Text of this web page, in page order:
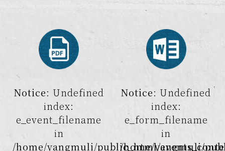
Notice: Undefined
index:
e_event_filename
in
/home/yangmuli/public_html/
Notice: Undefined
index:
e_form_filename
in
/home/yangmuli/